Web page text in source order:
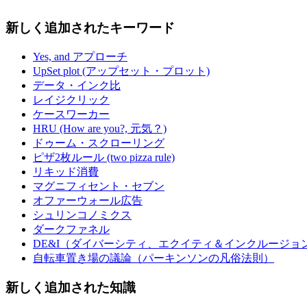
新しく追加されたキーワード
Yes, and アプローチ
UpSet plot (アップセット・プロット)
データ・インク比
レイジクリック
ケースワーカー
HRU (How are you?, 元気？)
ドゥーム・スクローリング
ピザ2枚ルール (two pizza rule)
リキッド消費
マグニフィセント・セブン
オファーウォール広告
シュリンコノミクス
ダークファネル
DE&I（ダイバーシティ、エクイティ＆インクルージョ
自転車置き場の議論（パーキンソンの凡俗法則）
新しく追加された知識